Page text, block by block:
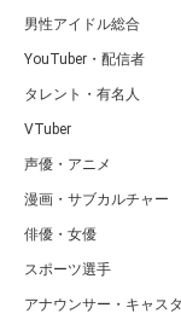
男性アイドル総合
YouTuber・配信者
タレント・有名人
VTuber
声優・アニメ
漫画・サブカルチャー
俳優・女優
スポーツ選手
アナウンサー・キャス